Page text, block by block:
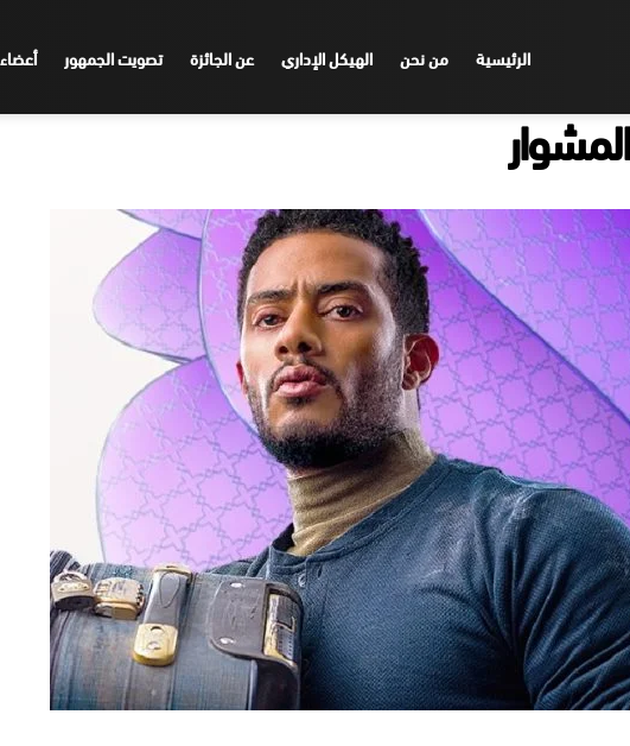
الرئيسية من نحن الهيكل الإداري عن الجائزة تصويت الجمهور